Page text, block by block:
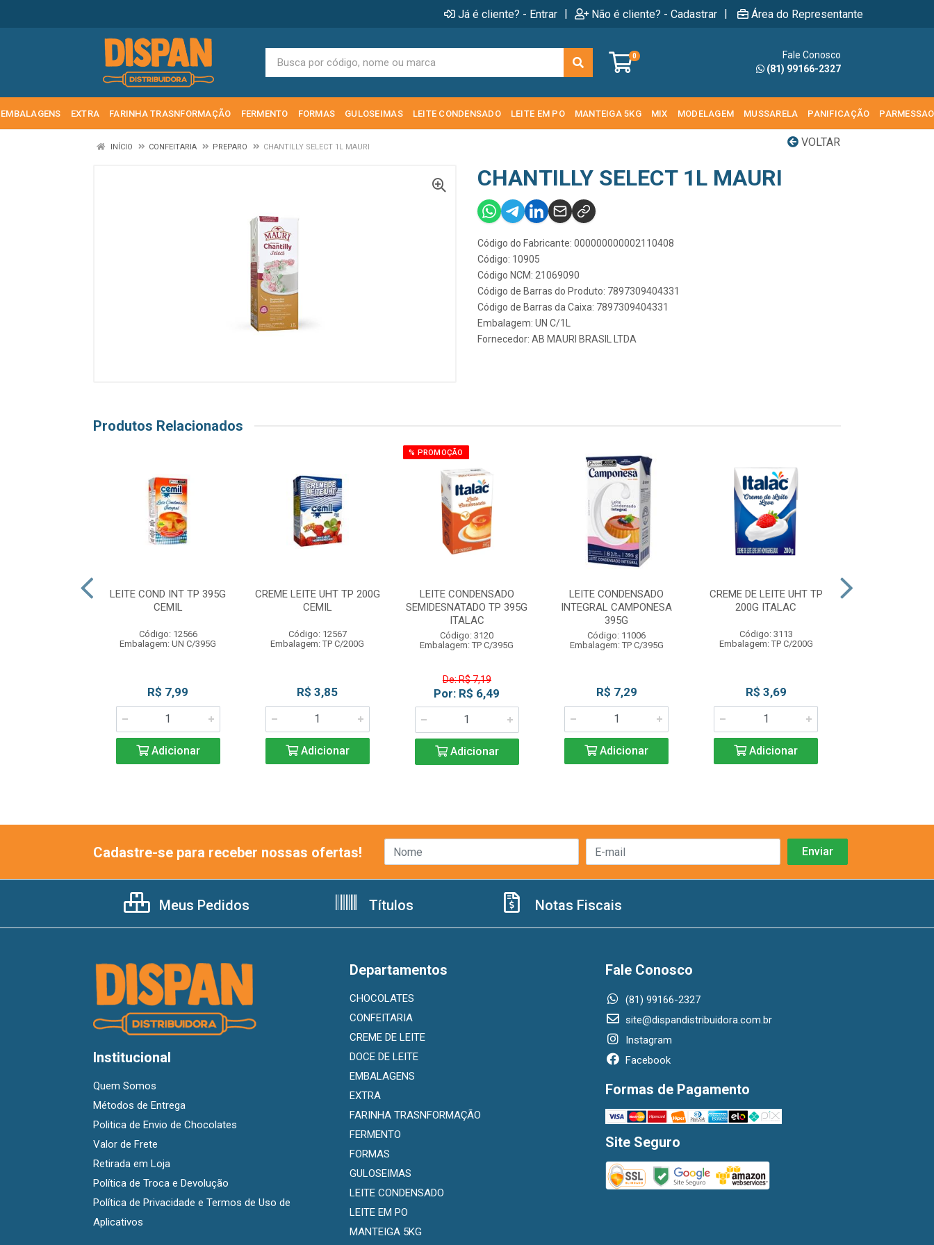
Já é cliente? - Entrar | Não é cliente? - Cadastrar | Área do Representante
0
Fale Conosco
(81) 99166-2327
EMBALAGENS EXTRA FARINHA TRASNFORMAÇÃO FERMENTO FORMAS GULOSEIMAS LEITE CONDENSADO LEITE EM PO MANTEIGA 5KG MIX MODELAGEM MUSSARELA PANIFICAÇÃO PARMESSAO
VOLTAR
INÍCIO CONFEITARIA PREPARO CHANTILLY SELECT 1L MAURI
CHANTILLY SELECT 1L MAURI
Código do Fabricante: 000000000002110408
Código: 10905
Código NCM: 21069090
Código de Barras do Produto: 7897309404331
Código de Barras da Caixa: 7897309404331
Embalagem: UN C/1L
Fornecedor: AB MAURI BRASIL LTDA
Produtos Relacionados
LEITE COND INT TP 395G
CEMIL
Código: 12566
Embalagem: UN C/395G
R$ 7,99
Adicionar
CREME LEITE UHT TP 200G
CEMIL
Código: 12567
Embalagem: TP C/200G
R$ 3,85
Adicionar
% PROMOÇÃO
LEITE CONDENSADO
SEMIDESNATADO TP 395G
ITALAC
Código: 3120
Embalagem: TP C/395G
De: R$ 7,19
Por: R$ 6,49
Adicionar
LEITE CONDENSADO
INTEGRAL CAMPONESA
395G
Código: 11006
Embalagem: TP C/395G
R$ 7,29
Adicionar
CREME DE LEITE UHT TP
200G ITALAC
Código: 3113
Embalagem: TP C/200G
R$ 3,69
Adicionar
Cadastre-se para receber nossas ofertas!
Meus Pedidos Títulos Notas Fiscais
Institucional
Quem Somos
Métodos de Entrega
Politica de Envio de Chocolates
Valor de Frete
Retirada em Loja
Política de Troca e Devolução
Política de Privacidade e Termos de Uso de
Aplicativos
Departamentos
CHOCOLATES
CONFEITARIA
CREME DE LEITE
DOCE DE LEITE
EMBALAGENS
EXTRA
FARINHA TRASNFORMAÇÃO
FERMENTO
FORMAS
GULOSEIMAS
LEITE CONDENSADO
LEITE EM PO
MANTEIGA 5KG
Fale Conosco
(81) 99166-2327
site@dispandistribuidora.com.br
Instagram
Facebook
Formas de Pagamento
Site Seguro